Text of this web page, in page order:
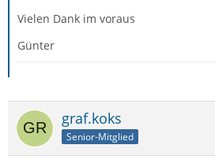
Vielen Dank im voraus
Günter
graf.koks
Senior-Mitglied